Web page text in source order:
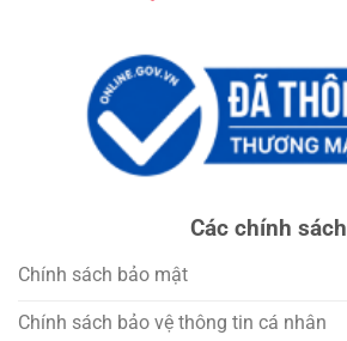
Các chính sách
Chính sách bảo mật
Chính sách bảo vệ thông tin cá nhân